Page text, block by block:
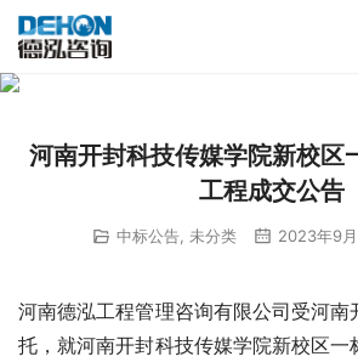
河南开封科技传媒学院新校区
工程成交公告
中标公告 未分类 2023年9
河南德泓工程管理咨询有限公司受河南
托，就河南开封科技传媒学院新校区一